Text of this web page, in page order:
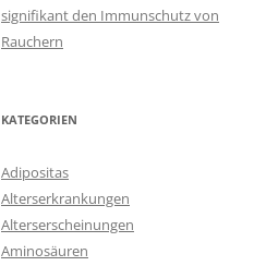
signifikant den Immunschutz von
Rauchern
KATEGORIEN
Adipositas
Alterserkrankungen
Alterserscheinungen
Aminosäuren